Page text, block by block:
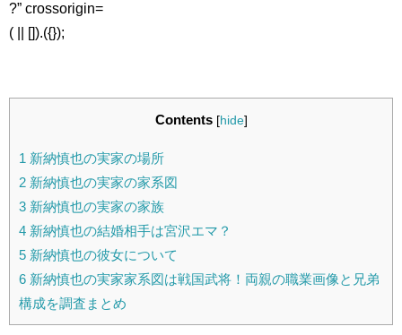
?” crossorigin=
( || []).({});
Contents [hide]
1 新納慎也の実家の場所
2 新納慎也の実家の家系図
3 新納慎也の実家の家族
4 新納慎也の結婚相手は宮沢エマ？
5 新納慎也の彼女について
6 新納慎也の実家家系図は戦国武将！両親の職業画像と兄弟
構成を調査まとめ